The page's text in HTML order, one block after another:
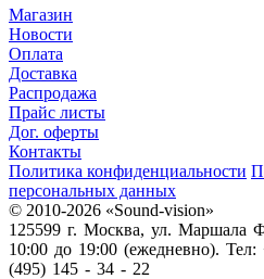
Магазин
Новости
Оплата
Доставка
Распродажа
Прайс листы
Дог. оферты
Контакты
Политика конфиденциальности
персональных данных
© 2010-2026 «Sound-vision»
125599 г. Москва, ул. Маршала
10:00 до 19:00 (ежедневно).
(495) 145 - 34 - 22